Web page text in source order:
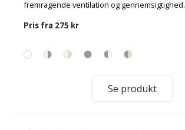
fremragende ventilation og gennemsigtighed.
Pris fra 275 kr
Se produkt